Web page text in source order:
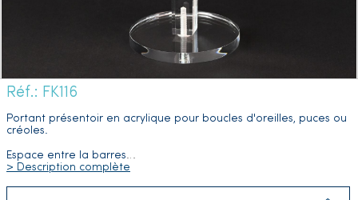
Réf.: FK116
Portant présentoir en acrylique pour boucles d'oreilles, puces ou
créoles.
Espace entre la barres…
> Description complète